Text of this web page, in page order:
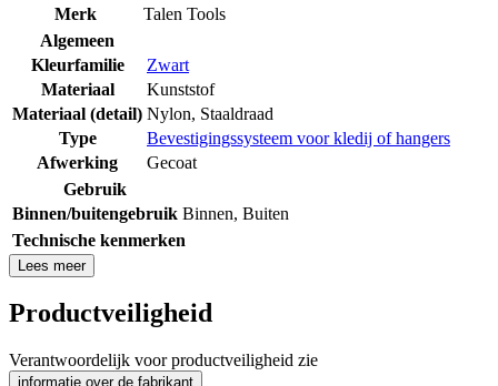
Merk
Talen Tools
Algemeen
Kleurfamilie
Zwart
Materiaal
Kunststof
Materiaal (detail) Nylon, Staaldraad
Type
Bevestigingssysteem voor kledij of hangers
Afwerking
Gecoat
Gebruik
Binnen/buitengebruik Binnen, Buiten
Technische kenmerken
Lees meer
Productveiligheid
Verantwoordelijk voor productveiligheid zie
informatie over de fabrikant